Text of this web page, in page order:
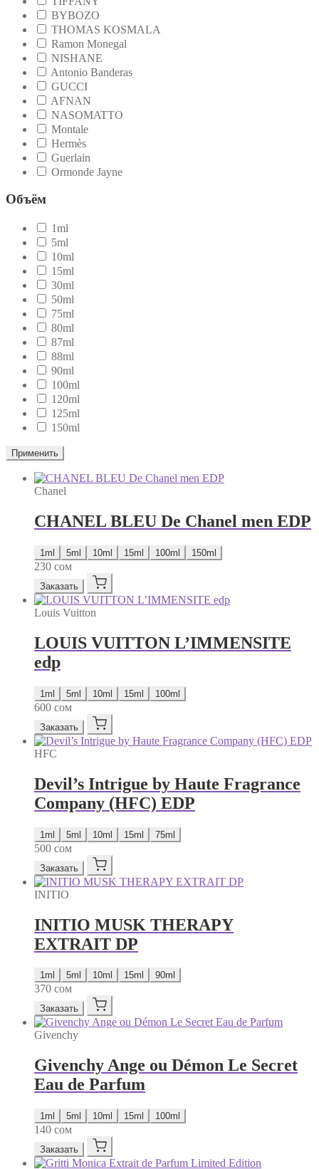
BYBOZO
THOMAS KOSMALA
Ramon Monegal
NISHANE
Antonio Banderas
GUCCI
AFNAN
NASOMATTO
Montale
Hermès
Guerlain
Ormonde Jayne
Объём
1ml
5ml
10ml
15ml
30ml
50ml
75ml
80ml
87ml
88ml
90ml
100ml
120ml
125ml
150ml
Применить
Chanel
CHANEL BLEU De Chanel men EDP
1ml 5ml 10ml 15ml 100ml 150ml
230 сом
Заказать
Louis Vuitton
LOUIS VUITTON L’IMMENSITE
edp
1ml 5ml 10ml 15ml 100ml
600 сом
Заказать
HFC
Devil’s Intrigue by Haute Fragrance
Company (HFC) EDP
1ml 5ml 10ml 15ml 75ml
500 сом
Заказать
INITIO
INITIO MUSK THERAPY
EXTRAIT DP
1ml 5ml 10ml 15ml 90ml
370 сом
Заказать
Givenchy
Givenchy Ange ou Démon Le Secret
Eau de Parfum
1ml 5ml 10ml 15ml 100ml
140 сом
Заказать